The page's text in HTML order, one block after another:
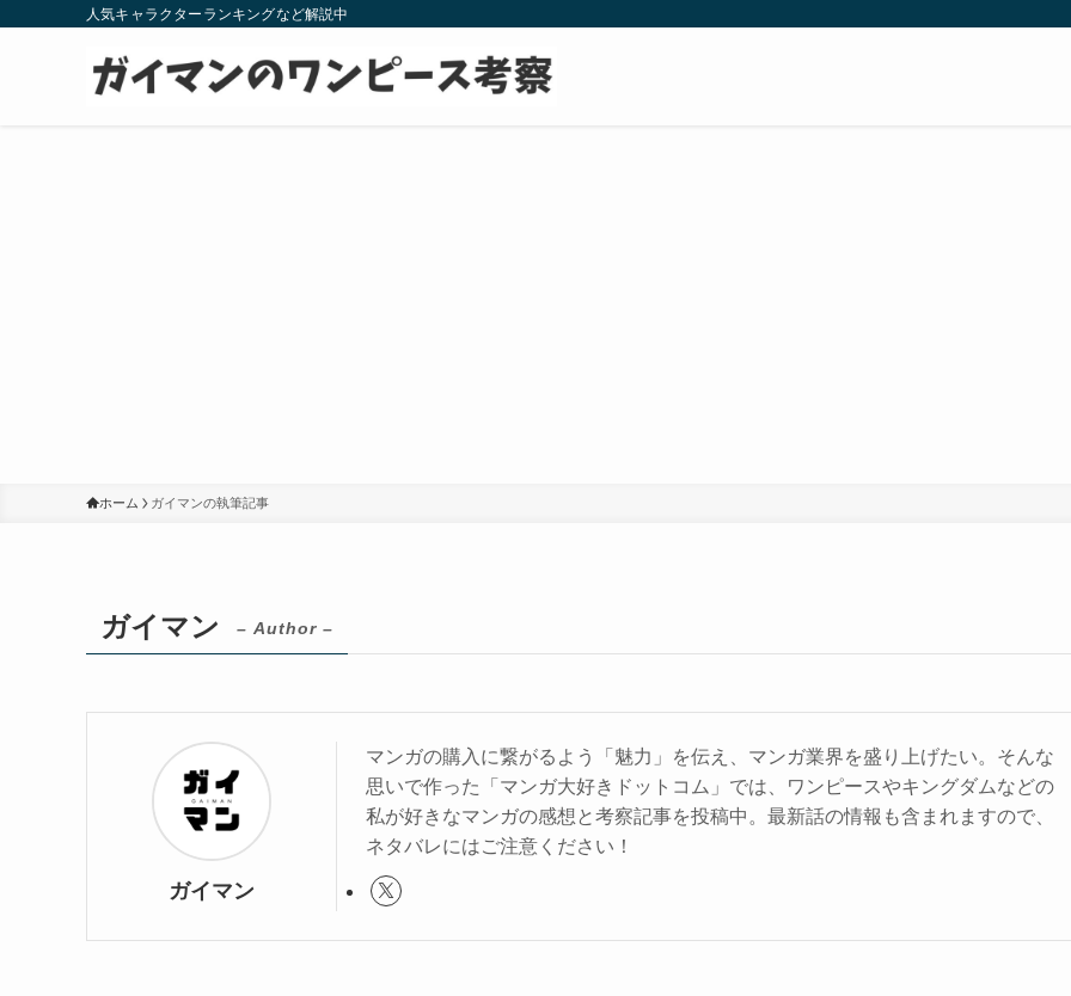
人気キャラクターランキングなど解説中
ホーム ガイマンの執筆記事
ガイマン – Author –
ガイマン
マンガの購入に繋がるよう「魅力」を伝え、マンガ業界を盛り上げたい。そんな
思いで作った「マンガ大好きドットコム」では、ワンピースやキングダムなどの
私が好きなマンガの感想と考察記事を投稿中。最新話の情報も含まれますので、
ネタバレにはご注意ください！